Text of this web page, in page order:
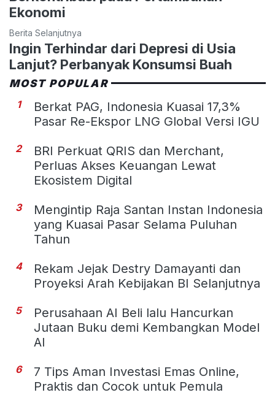
Ekonomi
Berita Selanjutnya
Ingin Terhindar dari Depresi di Usia
Lanjut? Perbanyak Konsumsi Buah
MOST POPULAR
1
Berkat PAG, Indonesia Kuasai 17,3%
Pasar Re-Ekspor LNG Global Versi IGU
2
BRI Perkuat QRIS dan Merchant,
Perluas Akses Keuangan Lewat
Ekosistem Digital
3
Mengintip Raja Santan Instan Indonesia
yang Kuasai Pasar Selama Puluhan
Tahun
4
Rekam Jejak Destry Damayanti dan
Proyeksi Arah Kebijakan BI Selanjutnya
5
Perusahaan AI Beli lalu Hancurkan
Jutaan Buku demi Kembangkan Model
AI
6
7 Tips Aman Investasi Emas Online,
Praktis dan Cocok untuk Pemula